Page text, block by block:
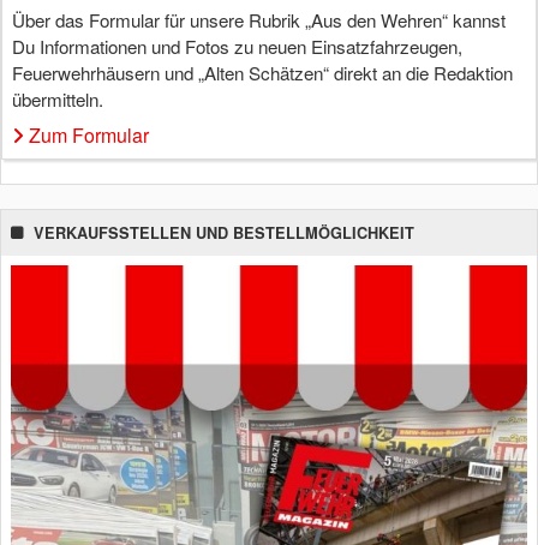
Über das Formular für unsere Rubrik „Aus den Wehren“ kannst
Du Informationen und Fotos zu neuen Einsatzfahrzeugen,
Feuerwehrhäusern und „Alten Schätzen“ direkt an die Redaktion
übermitteln.
Zum Formular
VERKAUFSSTELLEN UND BESTELLMÖGLICHKEIT